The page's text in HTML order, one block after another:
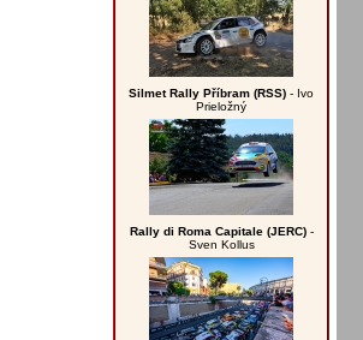
Silmet Rally Příbram (RSS) - Ivo
Prieložný
Rally di Roma Capitale (JERC)-
Sven Kollus